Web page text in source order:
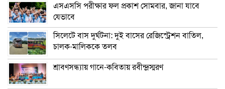
এসএসসি পরীক্ষার ফল প্রকাশ সোমবার, জানা যাবে
যেভাবে
সিলেটে বাস দুর্ঘটনা: দুই বাসের রেজিস্ট্রেশন বাতিল,
চালক-মালিককে তলব
শ্রাবণসন্ধ্যায় গানে-কবিতায় রবীন্দ্রস্মরণ